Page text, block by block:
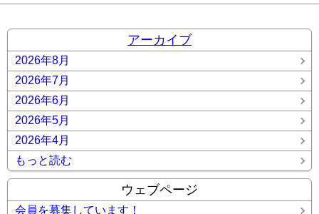
アーカイブ
2026年8月
2026年7月
2026年6月
2026年5月
2026年4月
もっと読む
ウェブページ
会員を募集しています！